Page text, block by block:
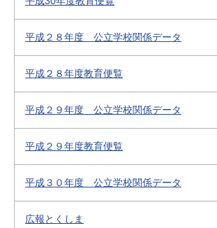
平成２８年度 公立学校関係データ
平成２８年度教育便覧
平成２９年度 公立学校関係データ
平成２９年度教育便覧
平成３０年度 公立学校関係データ
広報とくしま